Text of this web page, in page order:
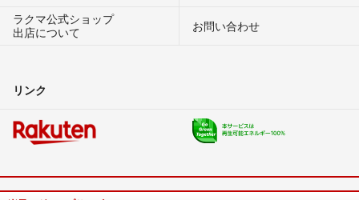
ラクマ公式ショップ
出店について
お問い合わせ
リンク